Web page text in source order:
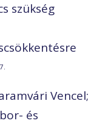
szükség
Vencel;
és